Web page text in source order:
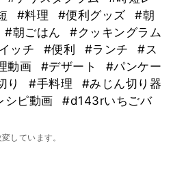
#料理 #便利グッズ
#朝
#朝ごはん
#クッキングラム
ッチ #便利 #ランチ
#ス
動画 #デザート
#パンケー
り #手料理
#みじん切り器
シピ動画
#d143rいちごバ
しています。